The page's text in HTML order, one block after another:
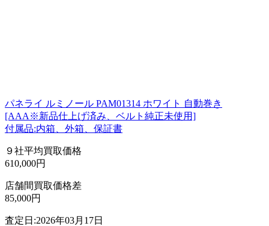
パネライ ルミノール PAM01314 ホワイト 自動巻き
[AAA※新品仕上げ済み、ベルト純正未使用]
付属品:内箱、外箱、保証書
９社平均買取価格
610,000円
店舗間買取価格差
85,000円
査定日:2026年03月17日